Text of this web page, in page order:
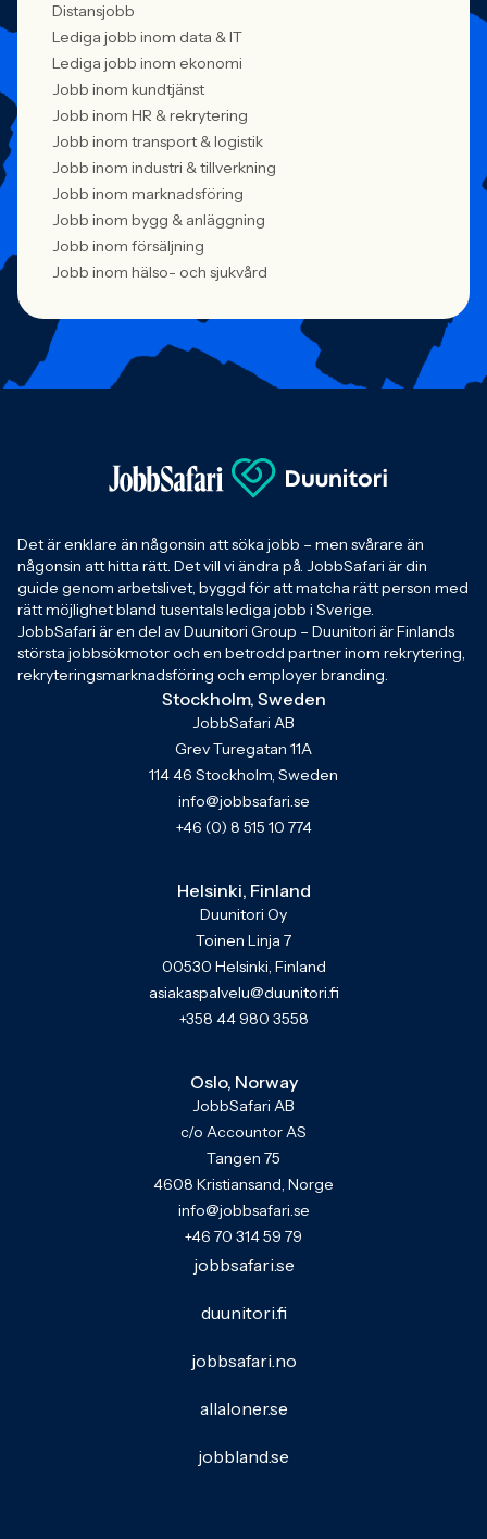
Distansjobb
Lediga jobb inom data & IT
Lediga jobb inom ekonomi
Jobb inom kundtjänst
Jobb inom HR & rekrytering
Jobb inom transport & logistik
Jobb inom industri & tillverkning
Jobb inom marknadsföring
Jobb inom bygg & anläggning
Jobb inom försäljning
Jobb inom hälso- och sjukvård
Det är enklare än någonsin att söka jobb – men svårare än
någonsin att hitta rätt. Det vill vi ändra på. JobbSafari är din
guide genom arbetslivet, byggd för att matcha rätt person med
rätt möjlighet bland tusentals lediga jobb i Sverige.
JobbSafari är en del av Duunitori Group – Duunitori är Finlands
största jobbsökmotor och en betrodd partner inom rekrytering,
rekryteringsmarknadsföring och employer branding.
Stockholm, Sweden
JobbSafari AB
Grev Turegatan 11A
114 46 Stockholm, Sweden
info@jobbsafari.se
+46 (0) 8 515 10 774
Helsinki, Finland
Duunitori Oy
Toinen Linja 7
00530 Helsinki, Finland
asiakaspalvelu@duunitori.fi
+358 44 980 3558
Oslo, Norway
JobbSafari AB
c/o Accountor AS
Tangen 75
4608 Kristiansand, Norge
info@jobbsafari.se
+46 70 314 59 79
jobbsafari.se
duunitori.fi
jobbsafari.no
allaloner.se
jobbland.se